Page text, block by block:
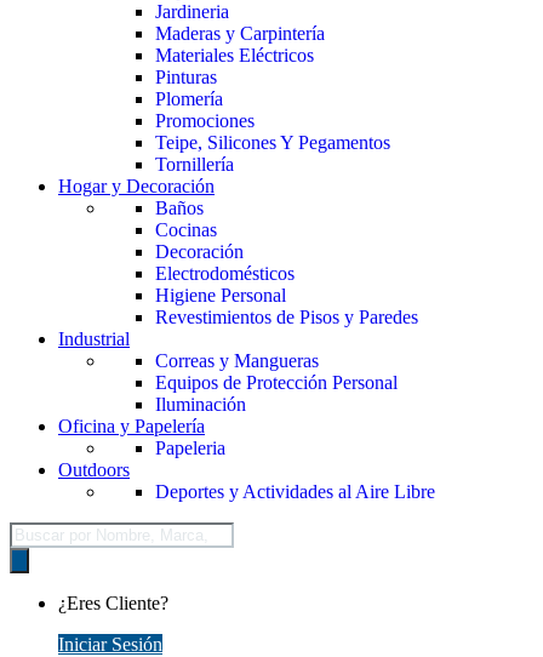
Jardineria
Maderas y Carpintería
Materiales Eléctricos
Pinturas
Plomería
Promociones
Teipe, Silicones Y Pegamentos
Tornillería
Hogar y Decoración
Baños
Cocinas
Decoración
Electrodomésticos
Higiene Personal
Revestimientos de Pisos y Paredes
Industrial
Correas y Mangueras
Equipos de Protección Personal
Iluminación
Oficina y Papelería
Papeleria
Outdoors
Deportes y Actividades al Aire Libre
Búsqueda
de
productos
¿Eres Cliente?
Iniciar Sesión